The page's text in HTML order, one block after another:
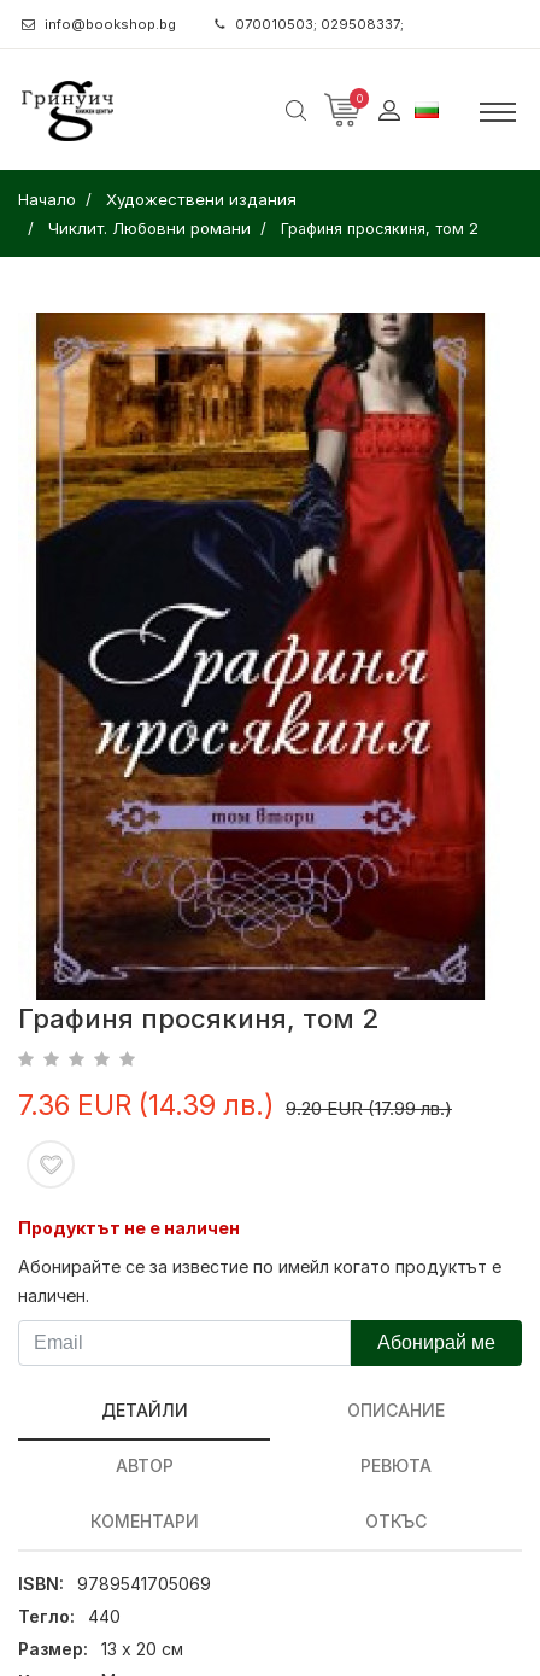
info@bookshop.bg 070010503; 029508337;
0
Начало
Художествени издания
Чиклит. Любовни романи
Графиня просякиня, том 2
Графиня просякиня, том 2
7.36 EUR (14.39 лв.) 9.20 EUR (17.99 лв.)
Продуктът не е наличен
Абонирайте се за известие по имейл когато продуктът е
наличен.
Абонирай ме
ДЕТАЙЛИ ОПИСАНИЕ
АВТОР РЕВЮТА
КОМЕНТАРИ ОТКЪС
ISBN:
9789541705069
Тегло:
440
Размер:
13 х 20 см